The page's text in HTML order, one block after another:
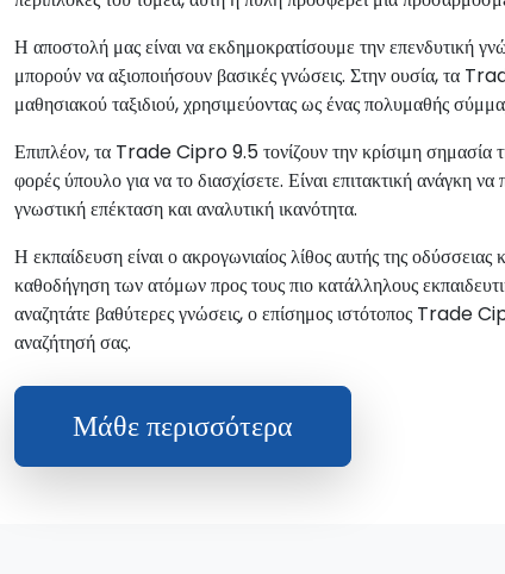
Η αποστολή μας είναι να εκδημοκρατίσουμε την επενδυτική
μπορούν να αξιοποιήσουν βασικές γνώσεις. Στην ουσία, τα
μαθησιακού ταξιδιού, χρησιμεύοντας ως ένας πολυμαθής
Επιπλέον, τα Trade Cipro 9.5 τονίζουν την κρίσιμη σημασία
φορές ύπουλο για να το διασχίσετε. Είναι επιτακτική ανάγκη
γνωστική επέκταση και αναλυτική ικανότητα.
Η εκπαίδευση είναι ο ακρογωνιαίος λίθος αυτής της
καθοδήγηση των ατόμων προς τους πιο κατάλληλους
αναζητάτε βαθύτερες γνώσεις, ο επίσημος ιστότοπος Trade
αναζήτησή σας.
Μάθε περισσότερα